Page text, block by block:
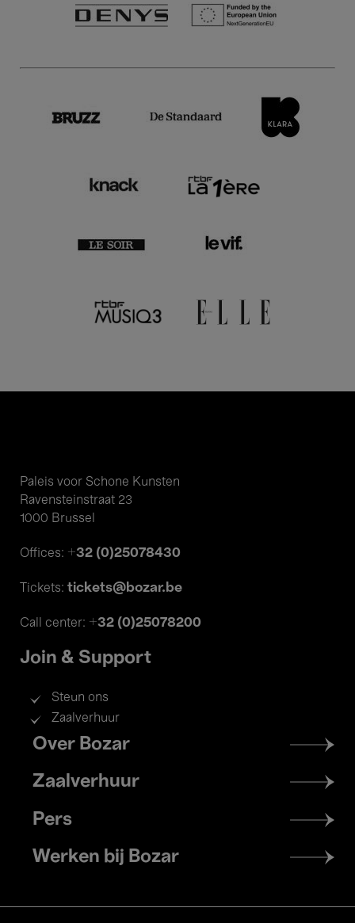
Paleis voor Schone Kunsten
Ravensteinstraat 23
1000 Brussel
Offices: +32 (0)25078430
Tickets: tickets@bozar.be
Call center: +32 (0)25078200
Join & Support
Steun ons
Zaalverhuur
Footer
menu
Over Bozar
Zaalverhuur
Pers
Werken bij Bozar